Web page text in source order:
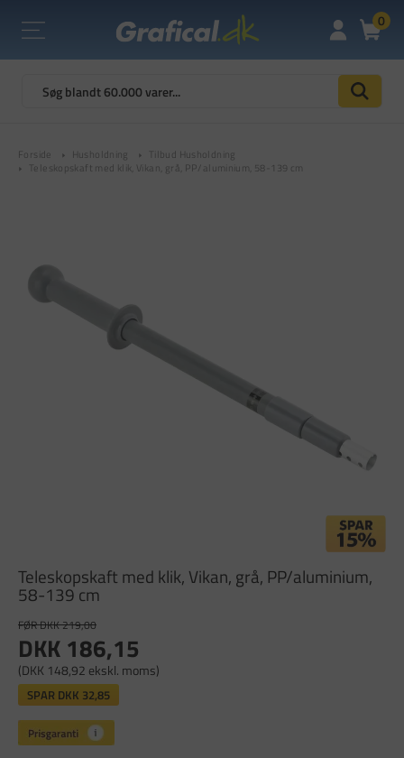
0
Forside Husholdning
Tilbud Husholdning
Teleskopskaft med klik, Vikan, grå, PP/aluminium, 58-139 cm
Teleskopskaft med klik, Vikan, grå, PP/aluminium,
58-139 cm
FØR DKK 219,00
DKK 186,15
(DKK 148,92 ekskl. moms)
SPAR DKK 32,85